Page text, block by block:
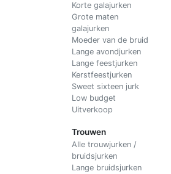
Korte galajurken
Grote maten
galajurken
Moeder van de bruid
Lange avondjurken
Lange feestjurken
Kerstfeestjurken
Sweet sixteen jurk
Low budget
Uitverkoop
Trouwen
Alle trouwjurken /
bruidsjurken
Lange bruidsjurken